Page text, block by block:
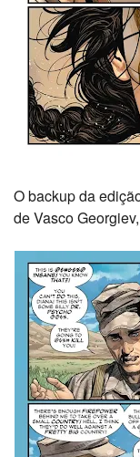
O backup da
de Vasco